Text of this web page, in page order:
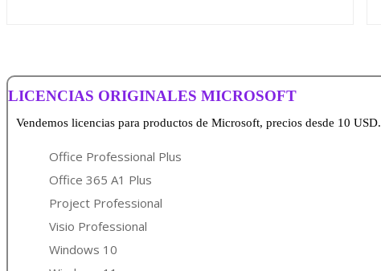
LICENCIAS ORIGINALES MICROSOFT
Vendemos licencias para productos de Microsoft, precios desde 10 USD.
Office Professional Plus
Office 365 A1 Plus
Project Professional
Visio Professional
Windows 10